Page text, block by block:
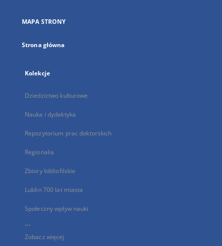
karcie
MAPA STRONY
Strona główna
Kolekcje
Dziedzictwo kulturowe
Nauka i dydaktyka
Repozytorium prac doktorskich
Regionalia
Zbiory bibliofilskie
Lublin 700 lat miasta
Społeczny wpływ nauki
...
Zobacz więcej